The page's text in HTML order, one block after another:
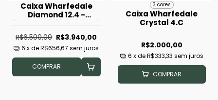
Caixa Wharfedale
Diamond 12.4 -
R$6.500,00 R$3.940,00
6 x deR$656,67 sem juros
COMPRAR
3 cores
Caixa Wharfedale
Crystal 4.C
R$2.000,00
6 x deR$333,33 sem juros
COMPRAR